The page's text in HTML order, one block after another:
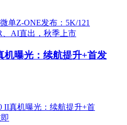
机曝光：续航提升+首发